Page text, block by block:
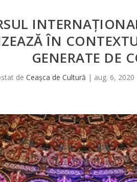
ÎN
GENERATE DE
deCeașca de Cultură | aug. 6, 2020